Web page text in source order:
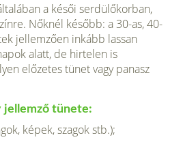
a késői serdülőkorban,
Nőknél később: a 30-as, 40-
jellemzően in­kább lassan
alatt, de hirtelen is
előzetes tünet vagy panasz
jellemző tünete:
képek, szagok stb.);